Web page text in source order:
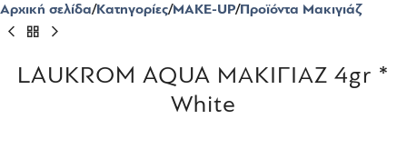
Αρχική σελίδα Κατηγορίες MAKE-UP Προϊόντα Μακιγιάζ
LAUKROM AQUA ΜΑΚΙΓΙΑΖ 4gr *
White